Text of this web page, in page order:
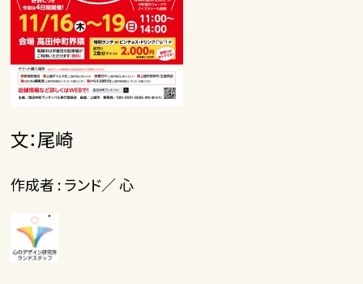
文：尾崎
作成者 : ランド／ 心